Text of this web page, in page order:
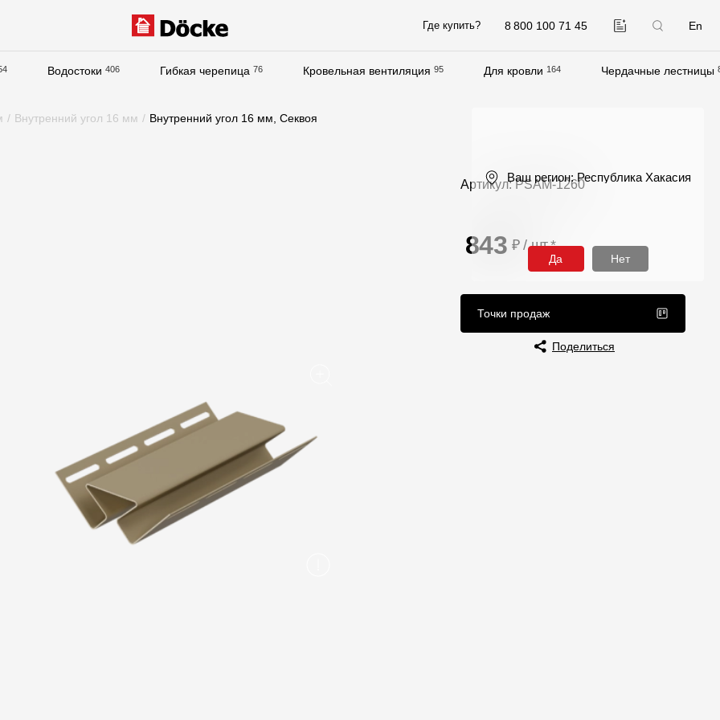
8 800 100 71 45 En
Где купить?
Водостоки 406 Гибкая черепица 76 Кровельная вентиляция 95 Для кровли 164 Чердачные лестницы
Статьи
Сервисы
Конструктор
Калькулятор
Контроль качества кровли
Вакансии
/ Внутренний угол 16 мм / Внутренний угол 16 мм, Секвоя
Артикул: PSAM-1260
843 ₽ / шт*
Точки продаж
Поделиться
Ваш регион: Республика Хакасия
Да Нет